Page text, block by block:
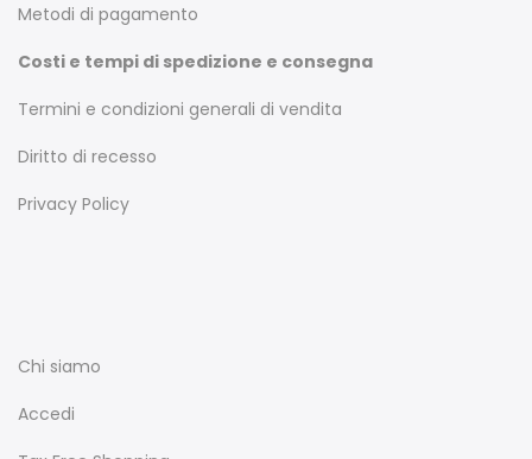
Metodi di pagamento
Costi e tempi di spedizione e consegna
Termini e condizioni generali di vendita
Diritto di recesso
Privacy Policy
Chi siamo
Accedi